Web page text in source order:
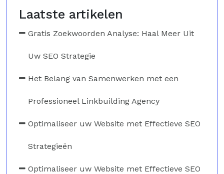
Laatste artikelen
Gratis Zoekwoorden Analyse: Haal Meer Uit
Uw SEO Strategie
Het Belang van Samenwerken met een
Professioneel Linkbuilding Agency
Optimaliseer uw Website met Effectieve SEO
Strategieën
Optimaliseer uw Website met Effectieve SEO